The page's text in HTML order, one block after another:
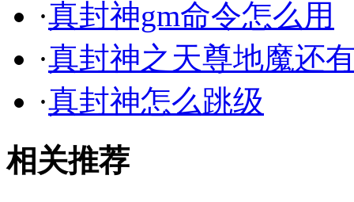
·真封神gm命令怎么用
·真封神之天尊地魔还
·真封神怎么跳级
相关推荐